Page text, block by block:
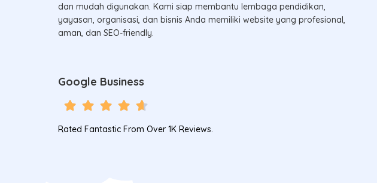
dan mudah digunakan. Kami siap membantu lembaga pendidikan,
yayasan, organisasi, dan bisnis Anda memiliki website yang profesional,
aman, dan SEO-friendly.
Google Business
Rated Fantastic From Over 1K Reviews.